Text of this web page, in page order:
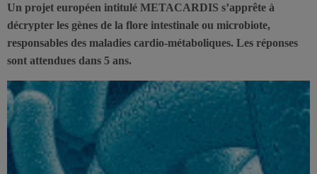
Un projet européen intitulé METACARDIS s’apprête à
décrypter les gènes de la flore intestinale ou microbiote,
responsables des maladies cardio-métaboliques. Les réponses
sont attendues dans 5 ans.